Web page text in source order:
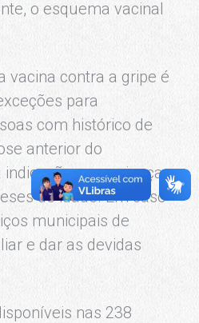
o esquema vacinal
vacina contra a gripe é
para
com histórico de
anterior do
para crianças
de idade. Em caso
municipais de
e dar as devidas
nas 238